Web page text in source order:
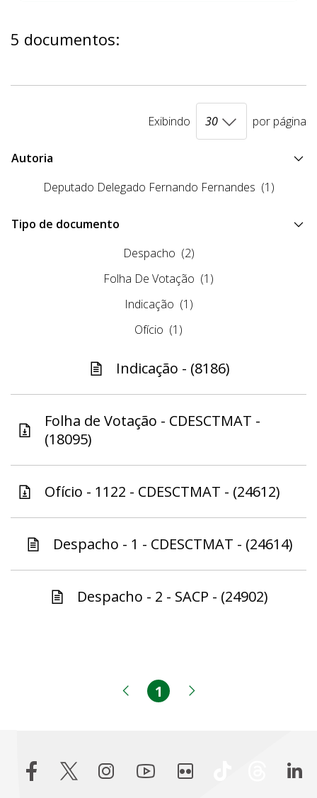
5 documentos:
Exibindo por página
Autoria
Deputado Delegado Fernando Fernandes (1)
Tipo de documento
Despacho (2)
Folha De Votação (1)
Indicação (1)
Ofício (1)
Indicação - (8186)
Folha de Votação - CDESCTMAT -
(18095)
Ofício - 1122 - CDESCTMAT - (24612)
Despacho - 1 - CDESCTMAT - (24614)
Despacho - 2 - SACP - (24902)
Página anterior
Página
1